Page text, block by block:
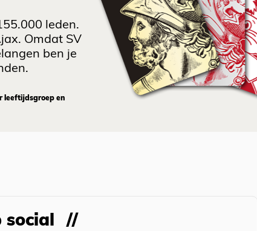
leden.
Omdat SV
ben je
leeftijdsgroep en
social